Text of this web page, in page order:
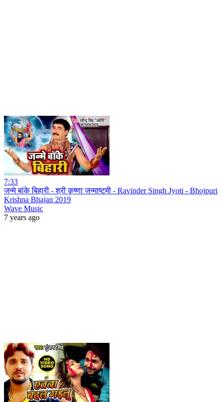
7:33
जन्मे बांके बिहारी - श्री कृष्णा जन्माष्टमी - Ravinder Singh Jyoti - Bhojpuri
Krishna Bhajan 2019
Wave Music
7 years ago